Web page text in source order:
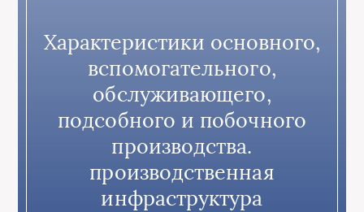
Характеристики основного,
вспомогательного,
обслуживающего,
подсобного и побочного
производства.
производственная
инфраструктура